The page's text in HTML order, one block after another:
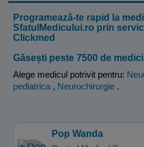
Programează-te rapid la
SfatulMedicului.ro prin
Clickmed
Găsești peste 7500 de
Alege medicul potrivit pentru:
pediatrica , Neurochirurgie .
Pop Wanda